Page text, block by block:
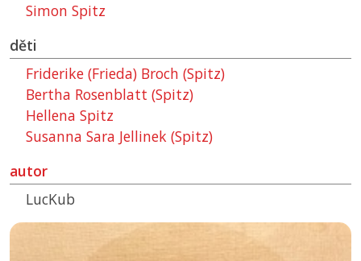
Simon Spitz
děti
Friderike (Frieda) Broch (Spitz)
Bertha Rosenblatt (Spitz)
Hellena Spitz
Susanna Sara Jellinek (Spitz)
autor
LucKub